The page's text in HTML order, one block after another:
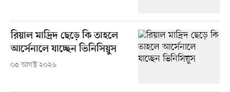
রিয়াল মাদ্রিদ ছেড়ে কি তাহলে
আর্সেনালে যাচ্ছেন ভিনিসিয়ুস
০৫ আগস্ট ২০২৬